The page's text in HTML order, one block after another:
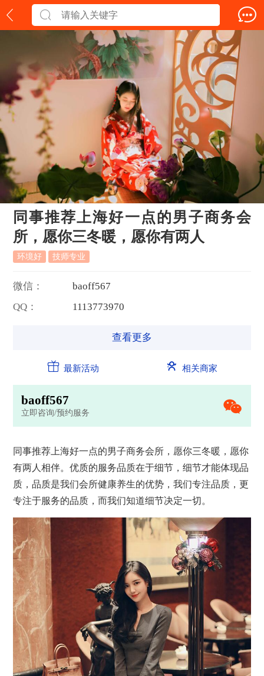
同事推荐上海好一点的男子商务会
所，愿你三冬暖，愿你有两人
环境好 技师专业
微信： baoff567
QQ：
1113773970
查看更多
最新活动 相关商家
baoff567
立即咨询/预约服务
同事推荐上海好一点的男子商务会所 ，愿你三冬暖，愿你
有两人相伴。优质的服务品质在于细节，细节才能体现品
质，品质是我们会所健康养生的优势，我们专注品质，更
专注于服务的品质，而我们知道细节决定一切。